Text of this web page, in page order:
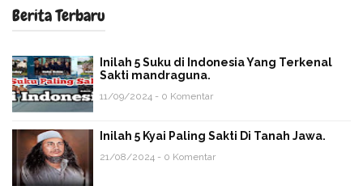
Berita Terbaru
Inilah 5 Suku di Indonesia Yang Terkenal
Sakti mandraguna.
11/09/2024 - 0 Komentar
Inilah 5 Kyai Paling Sakti Di Tanah Jawa.
21/08/2024 - 0 Komentar